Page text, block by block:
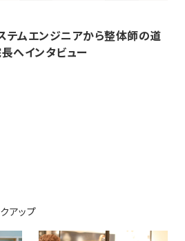
テムエンジニアから整体師の道
長へインタビュー
アップ